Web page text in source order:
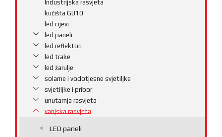
Industrijska rasvjeta
kućišta GU10
led cijevi
led paneli
led reflektori
led trake
led žarulje
solarne i vodotjesne svjetiljke
svjetiljke i pribor
unutarnja rasvjeta
vanjska rasvjeta
LED paneli